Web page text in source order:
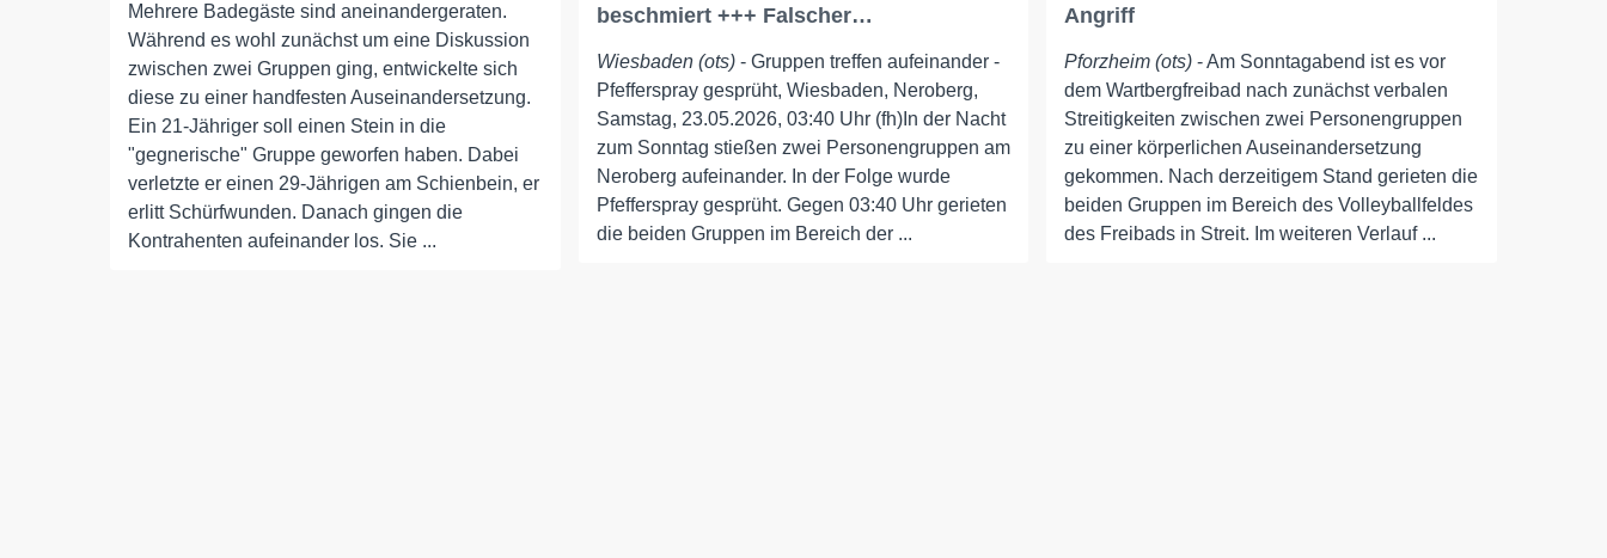
Mehrere Badegäste sind aneinandergeraten.
Während es wohl zunächst um eine Diskussion
zwischen zwei Gruppen ging, entwickelte sich
diese zu einer handfesten Auseinandersetzung.
Ein 21-Jähriger soll einen Stein in die
"gegnerische" Gruppe geworfen haben. Dabei
verletzte er einen 29-Jährigen am Schienbein, er
erlitt Schürfwunden. Danach gingen die
Kontrahenten aufeinander los. Sie ...
beschmiert +++ Falscher…
Wiesbaden (ots)- Gruppen treffen aufeinander -
Pfefferspray gesprüht, Wiesbaden, Neroberg,
Samstag, 23.05.2026, 03:40 Uhr (fh)In der Nacht
zum Sonntag stießen zwei Personengruppen am
Neroberg aufeinander. In der Folge wurde
Pfefferspray gesprüht. Gegen 03:40 Uhr gerieten
die beiden Gruppen im Bereich der ...
Angriff
Pforzheim (ots) - Am Sonntagabend ist es vor
dem Wartbergfreibad nach zunächst verbalen
Streitigkeiten zwischen zwei Personengruppen
zu einer körperlichen Auseinandersetzung
gekommen. Nach derzeitigem Stand gerieten die
beiden Gruppen im Bereich des Volleyballfeldes
des Freibads in Streit. Im weiteren Verlauf ...